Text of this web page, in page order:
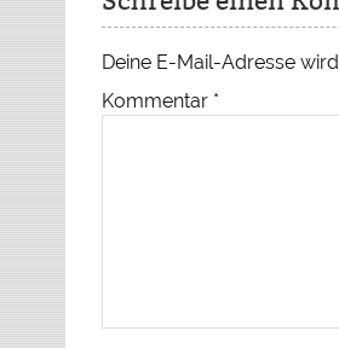
Deine E-Mail-Adresse
Kommentar *